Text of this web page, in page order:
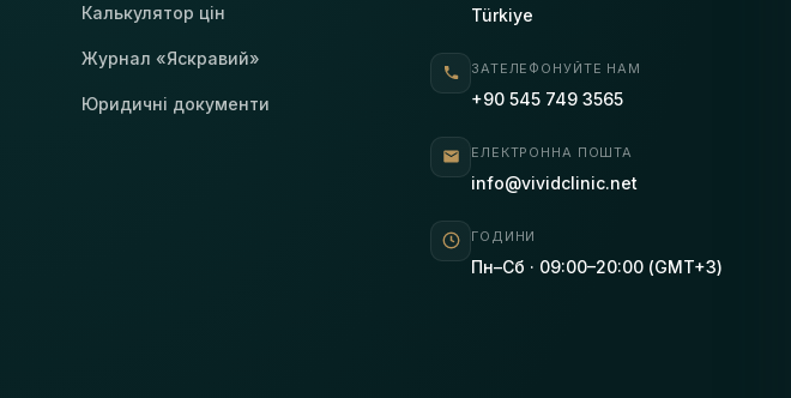
Калькулятор цін
Журнал «Яскравий»
Юридичні документи
Türkiye
ЗАТЕЛЕФОНУЙТЕ НАМ
+90 545 749 3565
ЕЛЕКТРОННА ПОШТА
info@vividclinic.net
ГОДИНИ
Пн–Сб · 09:00–20:00 (GMT+3)